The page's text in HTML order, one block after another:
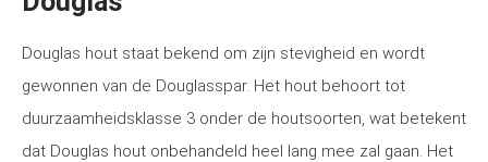
Douglas hout staat bekend om zijn stevigheid en wordt
gewonnen van de Douglasspar. Het hout behoort tot
duurzaamheidsklasse 3 onder de houtsoorten, wat betekent
dat Douglas hout onbehandeld heel lang mee zal gaan. Het